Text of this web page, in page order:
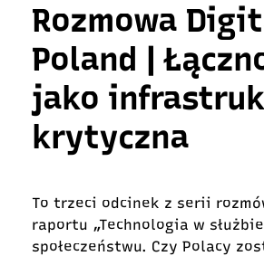
Rozmowa
Poland |
jako
krytyczna
To trzeci odcinek z serii
raportu „Technologia w służbie
społeczeństwu. Czy Polacy